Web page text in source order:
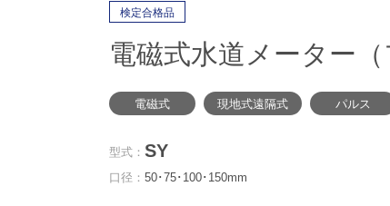
検定合格品
電磁式水道メーター（
電磁式 現地式遠隔式 パルス
型式： SY
口径： 50･75･100･150mm